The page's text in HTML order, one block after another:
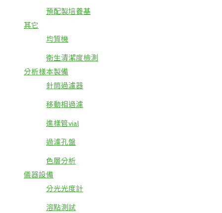
預配製培養基
其它
均質機
衛生清潔度檢測
分析樣本製備
針筒過濾器
移動相過濾
進樣管vial
過濾孔盤
色層分析
儀器設備
分光光度計
溶點測試